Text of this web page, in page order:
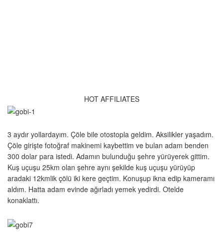
HOT AFFILIATES
3 aydır yollardayım. Çöle bile otostopla geldim. Aksilikler yaşadım.
Çöle girişte fotoğraf makinemi kaybettim ve bulan adam benden
300 dolar para istedi. Adamın bulunduğu şehre yürüyerek gittim.
Kuş uçuşu 25km olan şehre aynı şekilde kuş uçuşu yürüyüp
aradaki 12kmlik çölü iki kere geçtim. Konuşup ikna edip kameramı
aldım. Hatta adam evinde ağırladı yemek yedirdi. Otelde
konaklattı.